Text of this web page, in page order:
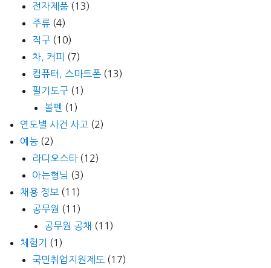
전자제품 (13)
주류 (4)
직구 (10)
차, 커피 (7)
컴퓨터, 스마트폰 (13)
필기도구 (1)
볼펜 (1)
연도별 사건 사고 (2)
예능 (2)
라디오스타(12)
아는형님 (3)
채용 정보 (11)
공무원 (11)
공무원 공채 (11)
체험기
(1)
국민취업지원제도 (17)